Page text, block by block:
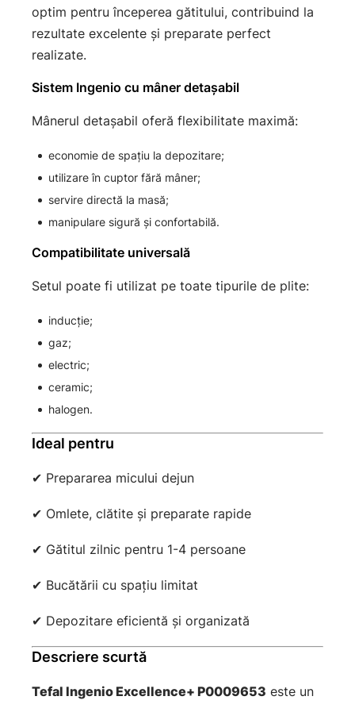
optim pentru începerea gătitului, contribuind la
rezultate excelente și preparate perfect
realizate.
Sistem Ingenio cu mâner detașabil
Mânerul detașabil oferă flexibilitate maximă:
economie de spațiu la depozitare;
utilizare în cuptor fără mâner;
servire directă la masă;
manipulare sigură și confortabilă.
Compatibilitate universală
Setul poate fi utilizat pe toate tipurile de plite:
inducție;
gaz;
electric;
ceramic;
halogen.
Ideal pentru
✔ Prepararea micului dejun
✔ Omlete, clătite și preparate rapide
✔ Gătitul zilnic pentru 1-4 persoane
✔ Bucătării cu spațiu limitat
✔ Depozitare eficientă și organizată
Descriere scurtă
Tefal Ingenio Excellence+ P0009653 este un